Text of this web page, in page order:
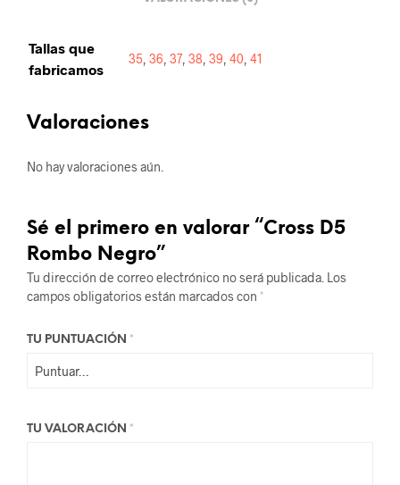
Tallas que
fabricamos
35 36 37 38 39 40 41
Valoraciones
No hay valoraciones aún.
Sé el primero en valorar “Cross D5
Rombo Negro”
Tu dirección de correo electrónico no será publicada. Los
campos obligatorios están marcados con *
TU PUNTUACIÓN *
TU VALORACIÓN *